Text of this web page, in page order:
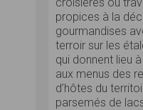
propices à la
gourmandises
terroir sur les
qui donnent lieu
aux menus des
d’hôtes du
parsemés de